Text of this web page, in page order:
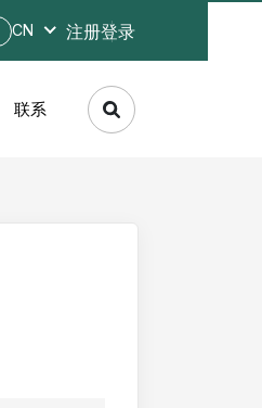
CN 注册登录
联系